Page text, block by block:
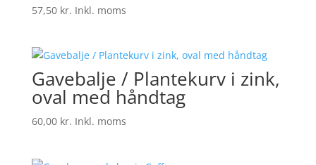
57,50 kr. Inkl. moms
Gavebalje / Plantekurv i zink,
oval med håndtag
60,00 kr. Inkl. moms